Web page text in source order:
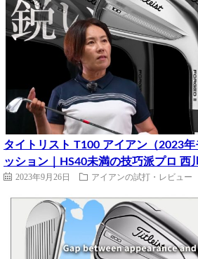
タイトリスト T100 アイアン（2023
ッション｜HS40未満の技巧派プロ 西
2023年9月26日 アイアンの試打・レビュー